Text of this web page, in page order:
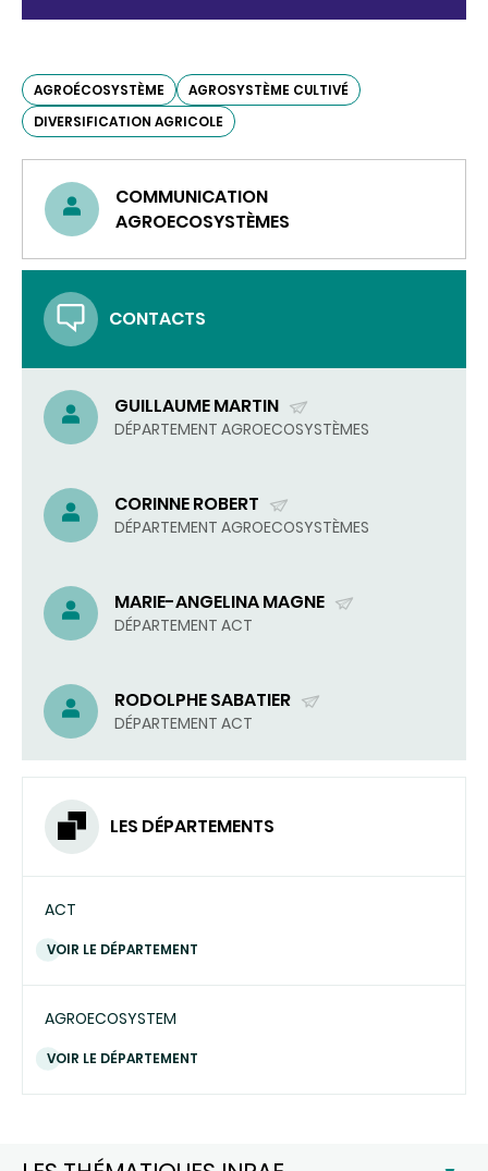
AGROÉCOSYSTÈME
AGROSYSTÈME CULTIVÉ
DIVERSIFICATION AGRICOLE
COMMUNICATION
AGROECOSYSTÈMES
CONTACTS
GUILLAUME MARTIN
(ENVOYER
DÉPARTEMENT AGROECOSYSTÈMES
CORINNE ROBERT
(ENVOYER
DÉPARTEMENT AGROECOSYSTÈMES
MARIE-ANGELINA MAGNE
(ENVOYER
DÉPARTEMENT ACT
RODOLPHE SABATIER
(ENVOYER
COURRIEL)
DÉPARTEMENT ACT
LES DÉPARTEMENTS
ACT
VOIR LE DÉPARTEMENT
AGROECOSYSTEM
VOIR LE DÉPARTEMENT